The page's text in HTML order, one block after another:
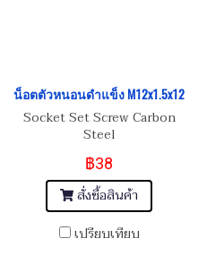
น็อตตัวหนอนดำแข็ง M12x1.5x12
Socket Set Screw Carbon
Steel
฿38
สั่งซื้อสินค้า
เปรียบเทียบ